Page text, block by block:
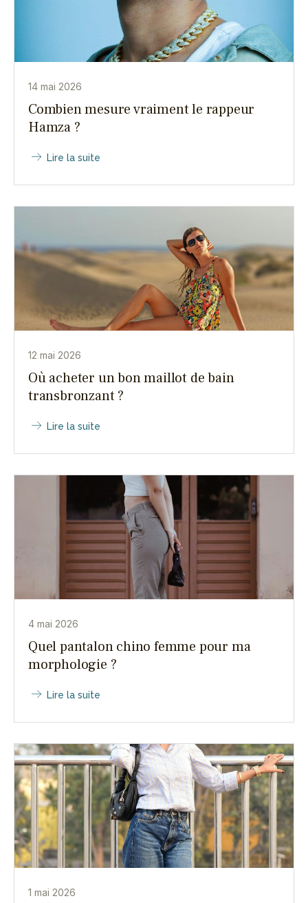
14 mai 2026
Combien mesure vraiment le rappeur
Hamza ?
Lire la suite
12 mai 2026
Où acheter un bon maillot de bain
transbronzant ?
Lire la suite
4 mai 2026
Quel pantalon chino femme pour ma
morphologie ?
Lire la suite
1 mai 2026